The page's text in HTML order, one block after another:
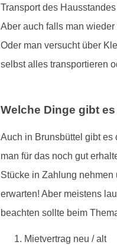
Transport des
Aber auch falls man
Oder man versucht über
selbst alles transportieren
Welche Dinge gibt
Auch in Brunsbüttel gibt es
man für das noch gut
Stücke in Zahlung
erwarten! Aber meistens
beachten sollte beim
Mietvertrag neu / alt